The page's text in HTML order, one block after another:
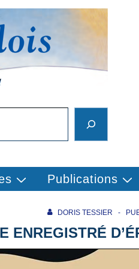
Publications
DORIS TESSIER
ENREGISTRÉ